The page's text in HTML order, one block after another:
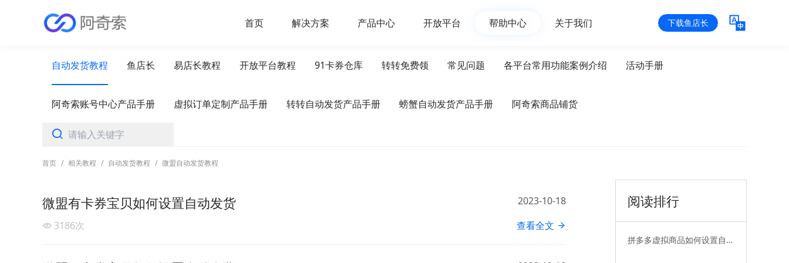
首页 解决方案 产品中心 开放平台 帮助中心 关于我们 下载鱼店长
自动发货教程 鱼店长 易店长教程 开放平台教程 91卡券仓库 转转免费领 常见问题 各平台常用功能案例介绍 活动手册
阿奇索账号中心产品手册 虚拟订单定制产品手册 转转自动发货产品手册 螃蟹自动发货产品手册 阿奇索商品铺货
首页 / 相关教程 / 自动发货教程 / 微盟自动发货教程
微盟有卡券宝贝如何设置自动发货
2023-10-18
3186次 查看全文
阅读排行
拼多多虚拟商品如何设置自动